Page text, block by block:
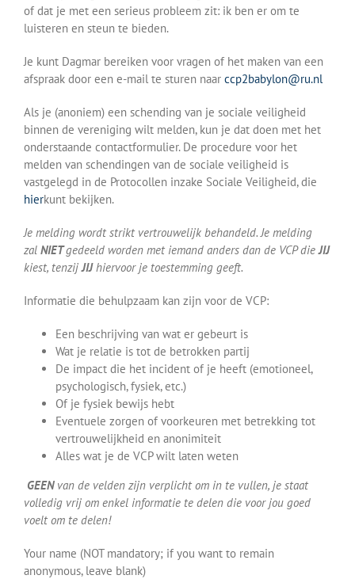
of dat je met een serieus probleem zit: ik ben er om te
luisteren en steun te bieden.
Je kunt Dagmar bereiken voor vragen of het maken van een
afspraak door een e-mail te sturen naar ccp2babylon@ru.nl
Als je (anoniem) een schending van je sociale veiligheid
binnen de vereniging wilt melden, kun je dat doen met het
onderstaande contactformulier. De procedure voor het
melden van schendingen van de sociale veiligheid is
vastgelegd in de Protocollen inzake Sociale Veiligheid, die
hierkunt bekijken.
Je melding wordt strikt vertrouwelijk behandeld. Je melding
zal NIETgedeeld worden met iemand anders dan de VCP dieJIJ
kiest, tenzijJIJ hiervoor je toestemming geeft.
Informatie die behulpzaam kan zijn voor de VCP:
Een beschrijving van wat er gebeurt is
Wat je relatie is tot de betrokken partij
De impact die het incident of je heeft (emotioneel,
psychologisch, fysiek, etc.)
Of je fysiek bewijs hebt
Eventuele zorgen of voorkeuren met betrekking tot
vertrouwelijkheid en anonimiteit
Alles wat je de VCP wilt laten weten
GEEN van de velden zijn verplicht om in te vullen, je staat
volledig vrij om enkel informatie te delen die voor jou goed
voelt om te delen!
Your name (NOT mandatory; if you want to remain
anonymous, leave blank)